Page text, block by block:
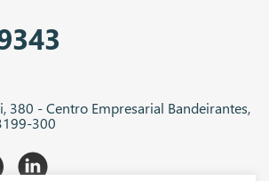
380 - Centro Empresarial Bandeirantes,
300